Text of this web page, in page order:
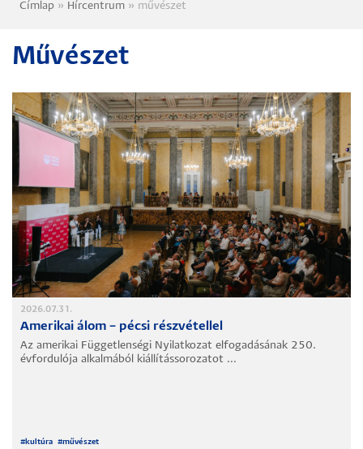
Morzsa
Címlap Hírcentrum művészet
Művészet
2026.07.31.
Amerikai álom – pécsi részvétellel
Az amerikai Függetlenségi Nyilatkozat elfogadásának 250.
évfordulója alkalmából kiállítássorozatot ...
# kultúra #művészet